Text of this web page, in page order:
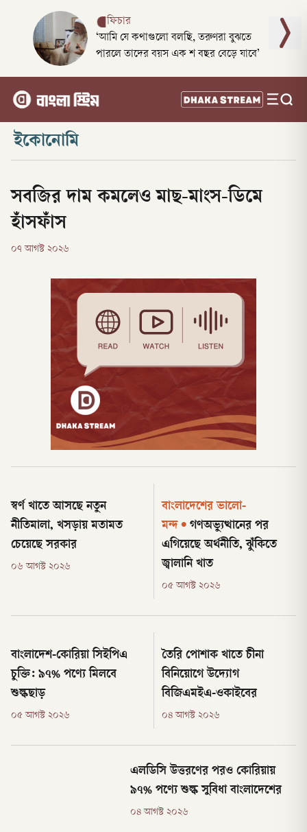
ফিচার
‘আমি যে কথাগুলো বলছি, তরুণরা বুঝতে
পারলে তাদের বয়স এক শ বছর বেড়ে যাবে’
ইকোনোমি
সবজির দাম কমলেও মাছ-মাংস-ডিমে
হাঁসফাঁস
০৭ আগস্ট ২০২৬
স্বর্ণ খাতে আসছে নতুন
নীতিমালা, খসড়ায় মতামত
চেয়েছে সরকার
০৬ আগস্ট ২০২৬
বাংলাদেশের ভালো-
মন্দ • গণঅভ্যুত্থানের পর
এগিয়েছে অর্থনীতি, ঝুঁকিতে
জ্বালানি খাত
০৫ আগস্ট ২০২৬
বাংলাদেশ-কোরিয়া সিইপিএ
চুক্তি: ৯৭% পণ্যে মিলবে
শুল্কছাড়
০৫ আগস্ট ২০২৬
তৈরি পোশাক খাতে চীনা
বিনিয়োগে উদ্যোগ
বিজিএমইএ-ওকাইবের
০৪ আগস্ট ২০২৬
এলডিসি উত্তরণের পরও কোরিয়ায়
৯৭% পণ্যে শুল্ক সুবিধা বাংলাদেশের
০৪ আগস্ট ২০২৬